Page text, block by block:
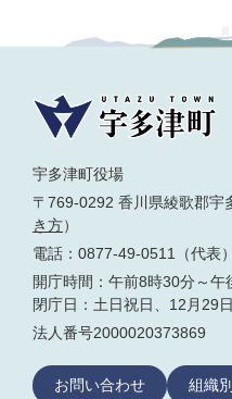
宇多津町役場
〒769-0292 香川県綾歌郡宇
き方）
電話：0877-49-0511（代表）
開庁時間：午前8時30分～午
閉庁日：土日祝日、12月29
法人番号2000020373869
お問い合わせ 組織